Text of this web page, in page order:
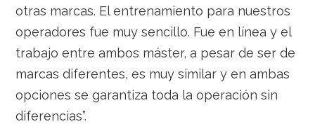
otras marcas. El entrenamiento para nuestros
operadores fue muy sencillo. Fue en línea y el
trabajo entre ambos máster, a pesar de ser de
marcas diferentes, es muy similar y en ambas
opciones se garantiza toda la operación sin
diferencias”.